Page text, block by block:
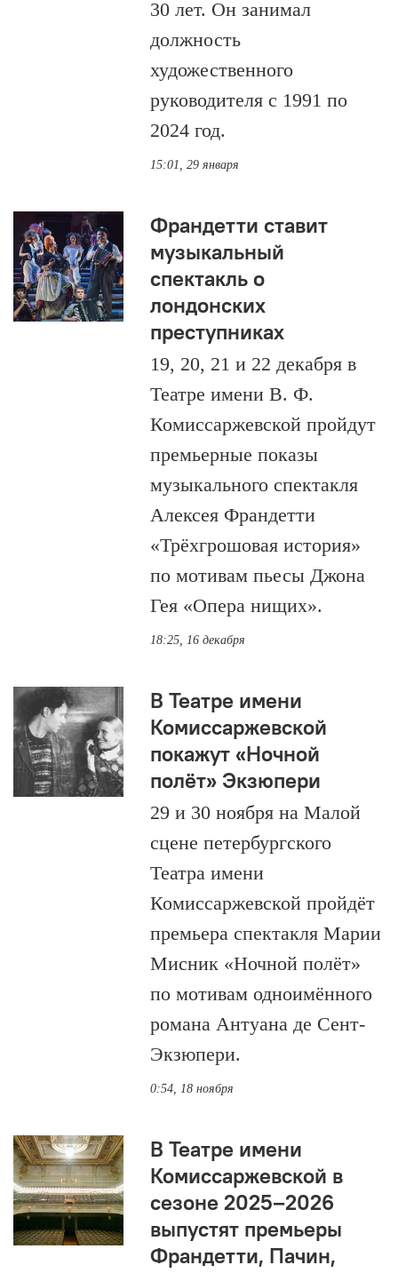
30 лет. Он занимал
должность
художественного
руководителя с 1991 по
2024 год.
15:01, 29 января
Франдетти ставит
музыкальный
спектакль о
лондонских
преступниках
19, 20, 21 и 22 декабря в
Театре имени В. Ф.
Комиссаржевской пройдут
премьерные показы
музыкального спектакля
Алексея Франдетти
«Трёхгрошовая история»
по мотивам пьесы Джона
Гея «Опера нищих».
18:25, 16 декабря
В Театре имени
Комиссаржевской
покажут «Ночной
полёт» Экзюпери
29 и 30 ноября на Малой
сцене петербургского
Театра имени
Комиссаржевской пройдёт
премьера спектакля Марии
Мисник «Ночной полёт»
по мотивам одноимённого
романа Антуана де Сент-
Экзюпери.
0:54, 18 ноября
В Театре имени
Комиссаржевской в
сезоне 2025–2026
выпустят премьеры
Франдетти, Пачин,